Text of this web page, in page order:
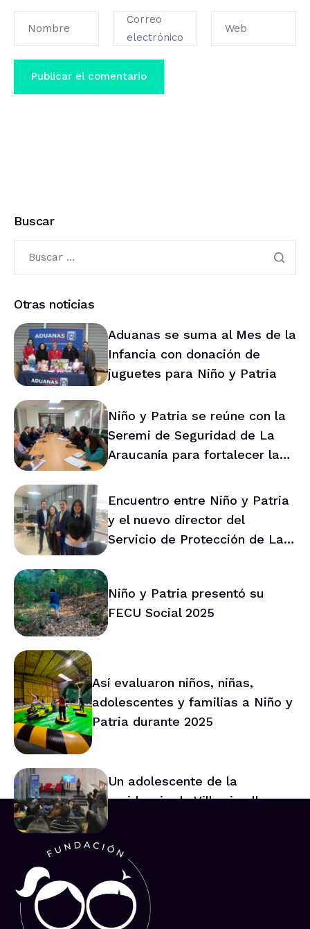
Nombre
Correo
electrónico
Web
Buscar
Otras noticias
Aduanas se suma al Mes de la
Infancia con donación de
juguetes para Niño y Patria
Niño y Patria se reúne con la
Seremi de Seguridad de La
Araucanía para fortalecer la
Encuentro entre Niño y Patria
y el nuevo director del
Servicio de Protección de La
Niño y Patria presentó su
FECU Social 2025
Así evaluaron niños, niñas,
adolescentes y familias a Niño y
Patria durante 2025
Un adolescente de la
residencia de Villarrica lleva